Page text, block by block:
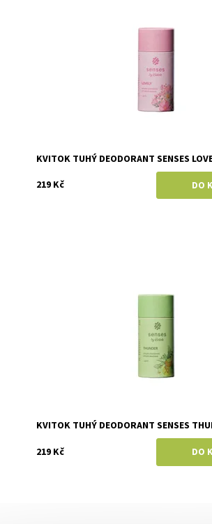
KVITOK TUHÝ DEODORANT SENSES
219 Kč
KVITOK TUHÝ DEODORANT SENSES
219 Kč